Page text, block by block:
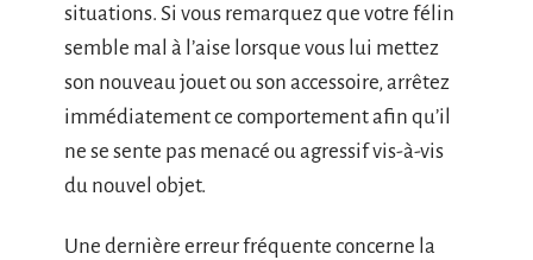
situations. Si vous remarquez que votre félin
semble mal à l’aise lorsque vous lui mettez
son nouveau jouet ou son accessoire, arrêtez
immédiatement ce comportement afin qu’il
ne se sente pas menacé ou agressif vis-à-vis
du nouvel objet.
Une dernière erreur fréquente concerne la